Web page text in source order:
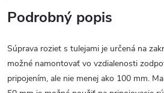
Podrobný popis
Súprava roziet s tulejami je určená na
možné namontovať vo vzdialenosti
pripojením, ale nie menej ako 100 mm.